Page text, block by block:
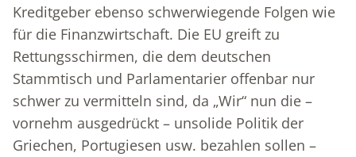
Kreditgeber ebenso schwerwiegende Folgen wie
für die Finanzwirtschaft. Die EU greift zu
Rettungsschirmen, die dem deutschen
Stammtisch und Parlamentarier offenbar nur
schwer zu vermitteln sind, da „Wir“ nun die –
vornehm ausgedrückt – unsolide Politik der
Griechen, Portugiesen usw. bezahlen sollen –